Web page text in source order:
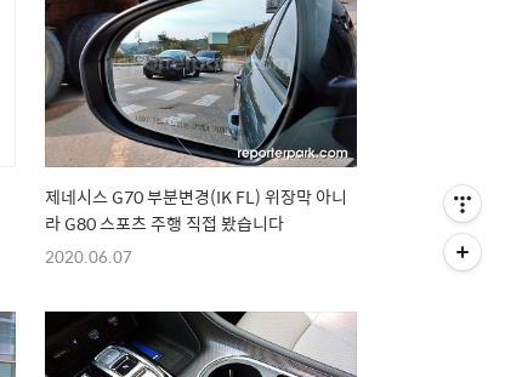
제네시스 G70 부분변경(IK FL) 위장막 아니
라 G80 스포츠 주행 직접 봤습니다
2020.06.07